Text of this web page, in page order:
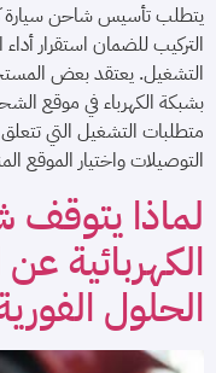
يتطلب تأسيس شاحن سيارة
التركيب للضمان استقرار
التشغيل. يعتقد بعض
بشبكة الكهرباء في موقع
متطلبات التشغيل التي تتعلق
التوصيلات واختيار الموقع
لماذا يتوقف
الكهربائية
الحلول